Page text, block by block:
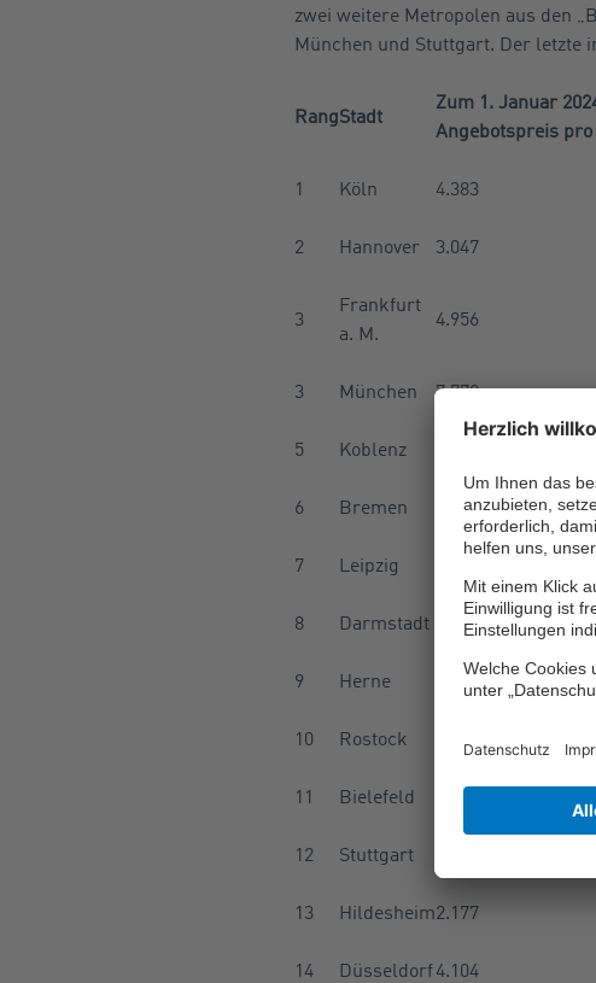
zwei weitere Metropolen aus den
München und Stuttgart. Der letzte
RangStadt
Zum 1. Januar
Angebotspreis
1 Köln 4.383
2 Hannover 3.047
3
Frankfurt
a. M.
4.956
3 München 7.772
5 Koblenz
6 Bremen 2.822
7 Leipzig
8 Darmstadt 3.947
9 Herne 1.759
10 Rostock 3.609
11 Bielefeld 2.453
12 Stuttgart
13 Hildesheim2.177
14 Düsseldorf4.104